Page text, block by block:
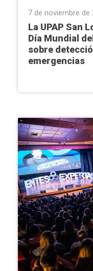
7 de noviembre de
La UPAP San
Día Mundial
sobre
emergencias